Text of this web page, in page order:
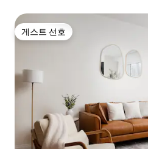
게스트 선호
게스트 선호